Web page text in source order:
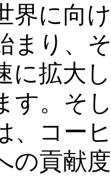
界に向
まり、
に拡大
す。そ
、コー
の貢献